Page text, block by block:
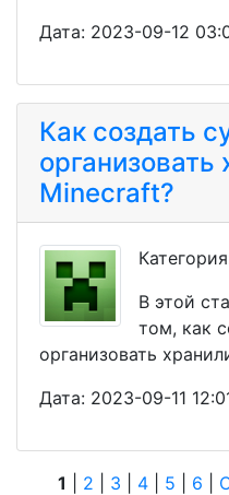
Дата: 2023-09-12
Как создать
Minecraft?
В этой
том, как
организовать
Дата: 2023-09-11
1 2 3 4| 5 6